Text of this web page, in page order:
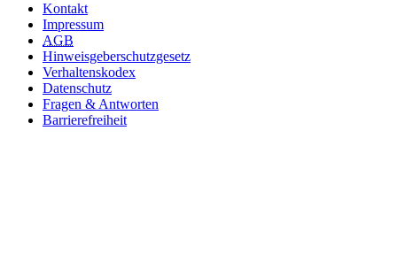
Kontakt
Impressum
AGB
Hinweisgeberschutzgesetz
Verhaltenskodex
Datenschutz
Fragen & Antworten
Barrierefreiheit